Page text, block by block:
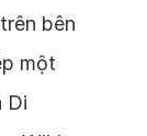
bên
một
Di